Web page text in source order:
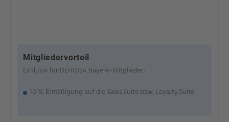
Mitgliedervorteil
Exklusiv für DEHOGA Bayern-Mitglieder:
10 % Ermäßigung auf die Sales.Suite bzw. Loyalty.Suite